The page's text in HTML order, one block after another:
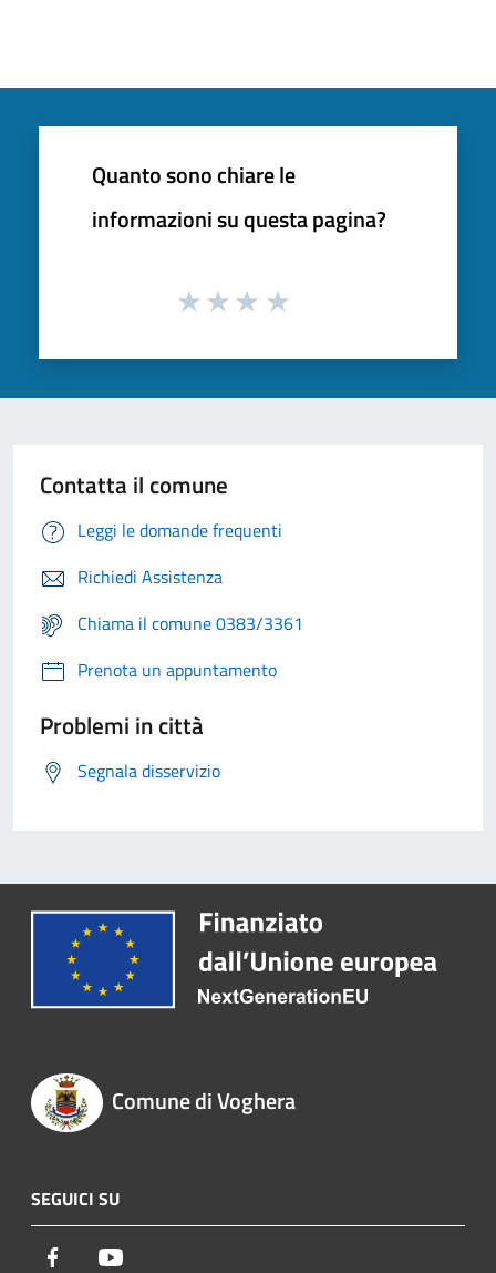
Quanto sono chiare le
informazioni su questa pagina?
Contatta il comune
Leggi le domande frequenti
Richiedi Assistenza
Chiama il comune 0383/3361
Prenota un appuntamento
Problemi in città
Segnala disservizio
Comune di Voghera
SEGUICI SU
Facebook